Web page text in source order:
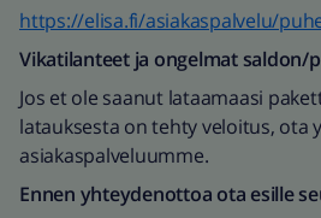
https://elisa.fi/asiakaspalvelu/
Vikatilanteet ja ongelmat saldon/
Jos et ole saanut lataamaasi
latauksesta on tehty veloitus, ota
asiakaspalveluumme.
Ennen yhteydenottoa ota esille